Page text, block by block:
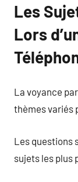
Les
Lors
La voyance
thèmes variés
Les questions
sujets les plus